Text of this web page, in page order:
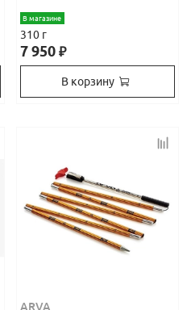
В магазине
310 г
7 950₽
В корзину
ARVA